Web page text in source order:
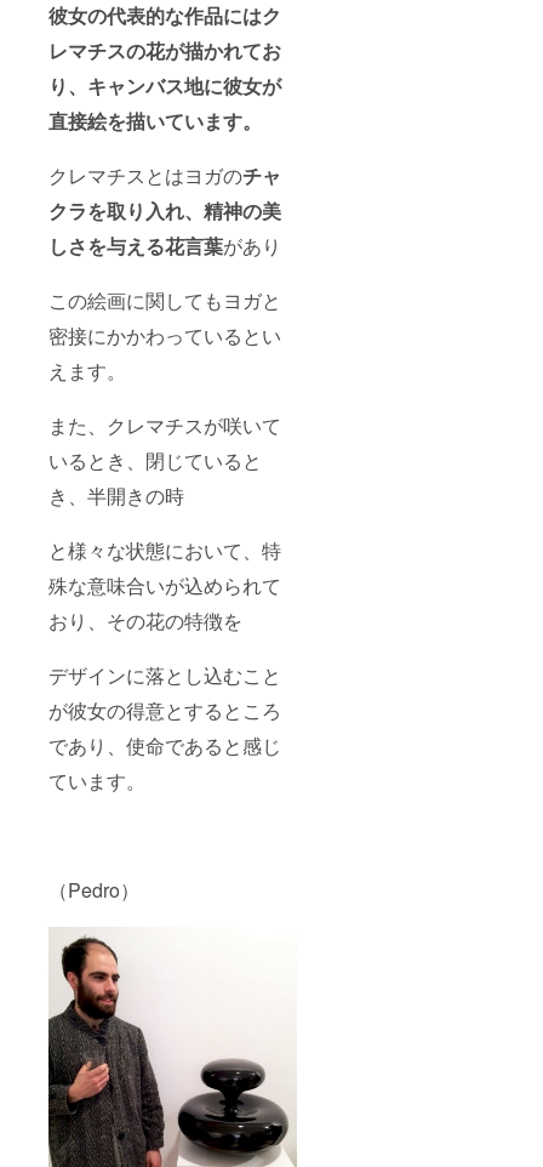
彼女の代表的な作品にはク
レマチスの花が描かれてお
り、キャンバス地に彼女が
直接絵を描いています。
クレマチスとはヨガのチャ
クラを取り入れ、精神の美
しさを与える花言葉があり
この絵画に関してもヨガと
密接にかかわっているとい
えます。
また、クレマチスが咲いて
いるとき、閉じていると
き、半開きの時
と様々な状態において、特
殊な意味合いが込められて
おり、その花の特徴を
デザインに落とし込むこと
が彼女の得意とするところ
であり、使命であると感じ
ています。
（Pedro）